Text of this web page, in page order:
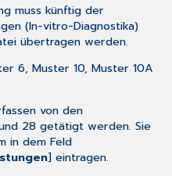
muss künftig der
(In-vitro-Diagnostika)
übertragen werden.
6, Muster 10, Muster 10A
von den
28 getätigt werden. Sie
in dem Feld
] eintragen.